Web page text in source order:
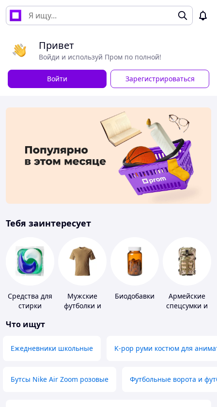
Привет
Войди и используй Пром по полной!
Войти Зарегистрироваться
Тебя заинтересует
Средства для
стирки
Мужские
футболки и
Биодобавки
Армейские
спецсумки и
Что ищут
Ежедневники школьные K-pop руми костюм для
Бутсы Nike Air Zoom розовые Футбольные ворота и